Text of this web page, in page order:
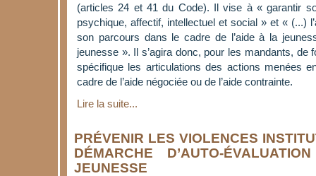
(articles 24 et 41 du Code). Il vise à « garantir
psychique, affectif, intellectuel et social » et « (...)
son parcours dans le cadre de l’aide à la
jeunesse ». Il s’agira donc, pour les mandants, de
spécifique les articulations des actions menées
cadre de l’aide négociée ou de l’aide contrainte.
Lire la suite...
PRÉVENIR LES VIOLENCES
DÉMARCHE D’AUTO-
JEUNESSE